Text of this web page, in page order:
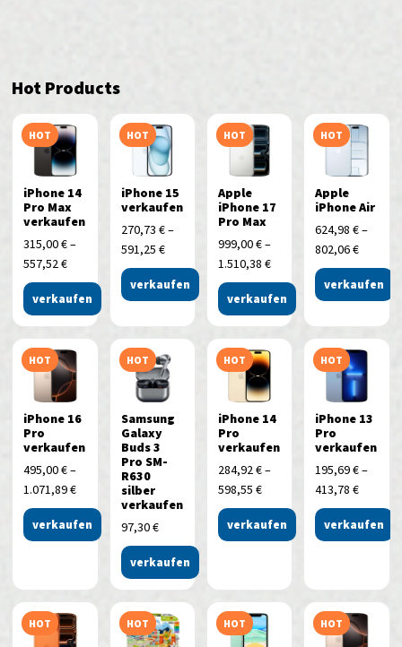
Hot Products
HOT
iPhone 14
Pro Max
verkaufen
315,00€–
557,52€
verkaufen
HOT
iPhone 15
verkaufen
270,73 €–
591,25 €
verkaufen
HOT
Apple
iPhone 17
Pro Max
999,00€–
1.510,38 €
verkaufen
HOT
Apple
iPhone Air
624,98€–
802,06€
verkaufen
HOT
iPhone 16
Pro
verkaufen
495,00€–
1.071,89€
verkaufen
HOT
Samsung
Galaxy
Buds 3
Pro SM-
R630
silber
verkaufen
97,30€
verkaufen
HOT
iPhone 14
Pro
verkaufen
284,92€–
598,55 €
verkaufen
HOT
iPhone 13
Pro
verkaufen
195,69€–
413,78€
verkaufen
HOT HOT HOT HOT